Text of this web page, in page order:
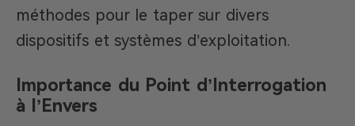
méthodes pour le taper sur divers
dispositifs et systèmes d’exploitation.
Importance du Point d’Interrogation
à l’Envers